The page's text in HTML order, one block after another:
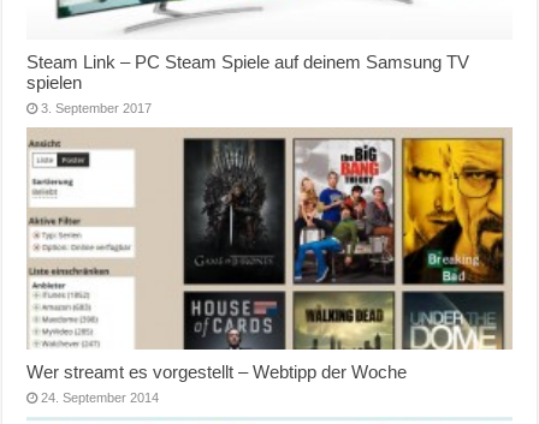
Steam Link – PC Steam Spiele auf deinem Samsung TV
spielen
3. September 2017
Wer streamt es vorgestellt – Webtipp der Woche
24. September 2014